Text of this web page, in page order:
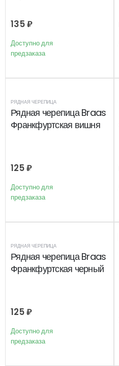
135₽
Доступно для
предзаказа
РЯДНАЯ ЧЕРЕПИЦА
Рядная черепица Braas
Франкфуртская вишня
125₽
Доступно для
предзаказа
РЯДНАЯ ЧЕРЕПИЦА
Рядная черепица Braas
Франкфуртская черный
125₽
Доступно для
предзаказа